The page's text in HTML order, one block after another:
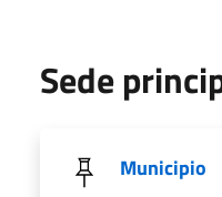
Sede
Municipio